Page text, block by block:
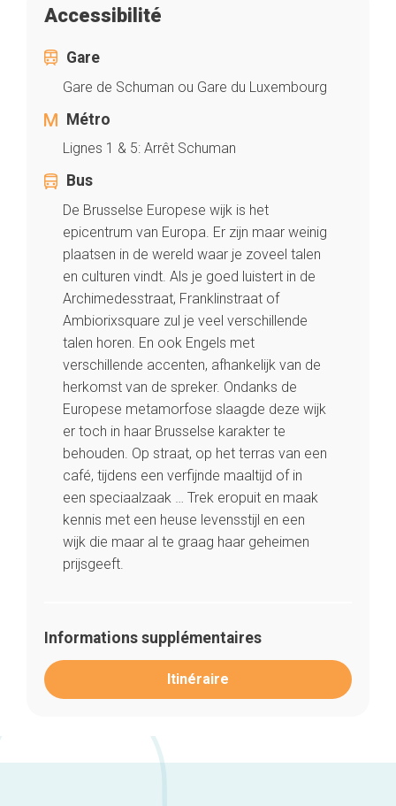
Bonnes adresses
Quartiers
Blog
Accessibilité
Gare
Gare de Schuman ou Gare du Luxembourg
Métro
Lignes 1 & 5: Arrêt Schuman
Bus
De Brusselse Europese wijk is het
epicentrum van Europa. Er zijn maar weinig
plaatsen in de wereld waar je zoveel talen
en culturen vindt. Als je goed luistert in de
Archimedesstraat, Franklinstraat of
Ambiorixsquare zul je veel verschillende
talen horen. En ook Engels met
verschillende accenten, afhankelijk van de
herkomst van de spreker. Ondanks de
Europese metamorfose slaagde deze wijk
er toch in haar Brusselse karakter te
behouden. Op straat, op het terras van een
café, tijdens een verfijnde maaltijd of in
een speciaalzaak … Trek eropuit en maak
kennis met een heuse levensstijl en een
wijk die maar al te graag haar geheimen
prijsgeeft.
Informations supplémentaires
Itinéraire